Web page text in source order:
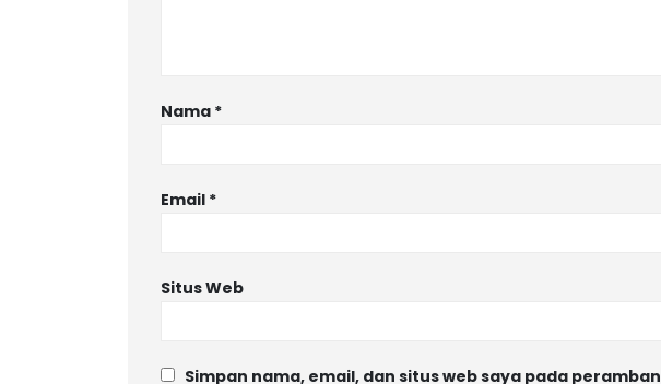
Nama *
Email *
Situs Web
Simpan nama, email, dan situs web saya pada